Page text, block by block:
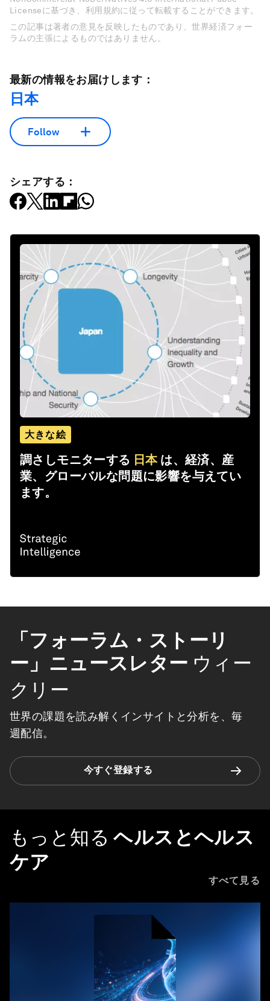
Licenseに基づき、利用規約に従って転載することができます。
この記事は著者の意見を反映したものであり、世界経済フォー
ラムの主張によるものではありません。
最新の情報をお届けします：
日本
Follow
シェアする：
大きな絵
調さしモニターする 日本 は、経済、産
業、グローバルな問題に影響を与えてい
ます。
「フォーラム・ストーリ
ー」ニュースレター ウィー
クリー
世界の課題を読み解くインサイトと分析を、毎
週配信。
今すぐ登録する
もっと知る ヘルスとヘルス
ケア
すべて見る